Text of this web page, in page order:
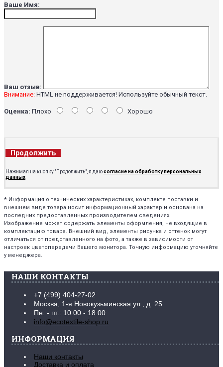
Ваше Имя:
Ваш отзыв:
Внимание: HTML не поддерживается! Используйте обычный текст.
Оценка: Плохо Хорошо
Продолжить
Нажимая на кнопку "Продолжить", я даюсогласие на обработку персональных
данных
* Информация о технических характеристиках, комплекте поставки и
внешнем виде товара носит информационный характер и основана на
последних предоставленных производителем сведениях.
Изображение может содержать элементы оформления, не входящие в
комплектацию товара. Внешний вид, элементы рисунка и оттенок могут
отличаться от представленного на фото, а также в зависимости от
настроек цветопередачи Вашего монитора. Точную информацию уточняйте
у менеджера.
НАШИ КОНТАКТЫ
+7 (499) 404-27-02
Москва, 1-я Новокузьминская ул., д. 25
Пн. - пт.: 10.00 - 18.00
info@ecotextile-shop.ru
ИНФОРМАЦИЯ
Наши контакты
Доставка и оплата